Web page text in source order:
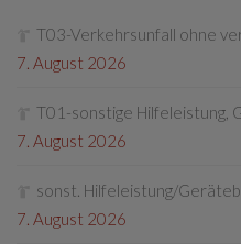
T03-Verkehrsunfall ohne
7. August 2026
T01-sonstige Hilfeleistung,
7. August 2026
sonst. Hilfeleistung/
7. August 2026